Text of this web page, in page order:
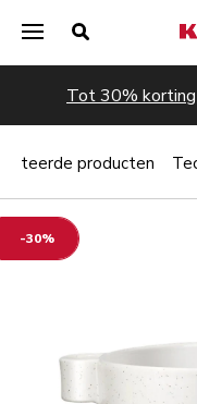
Tot 30% korting
-30%
producten